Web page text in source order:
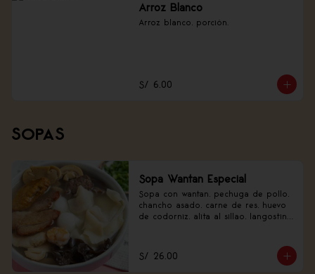
Arroz Blanco
Arroz blanco, porción.
S/ 6.00
SOPAS
Sopa Wantan Especial
Sopa con wantan, pechuga de pollo,
chancho asado, carne de res, huevo
de codorniz, alita al sillao, langostino
S/ 26.00